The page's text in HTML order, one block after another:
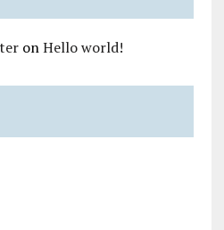
onHello world!